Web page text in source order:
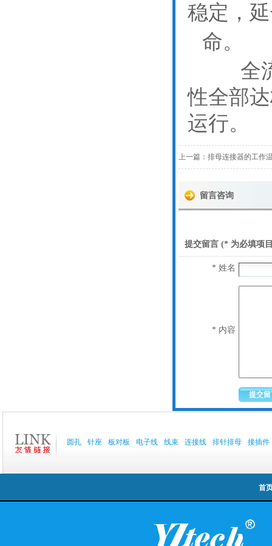
稳定，
命。
全
性全部
运行。
上一篇： 排母连接器的工作
留言咨询
提交留言 (* 为必填项
* 姓名
* 内容
圆孔 针座 板对板 电子线 线束 连接线 排针排母 接插件
首